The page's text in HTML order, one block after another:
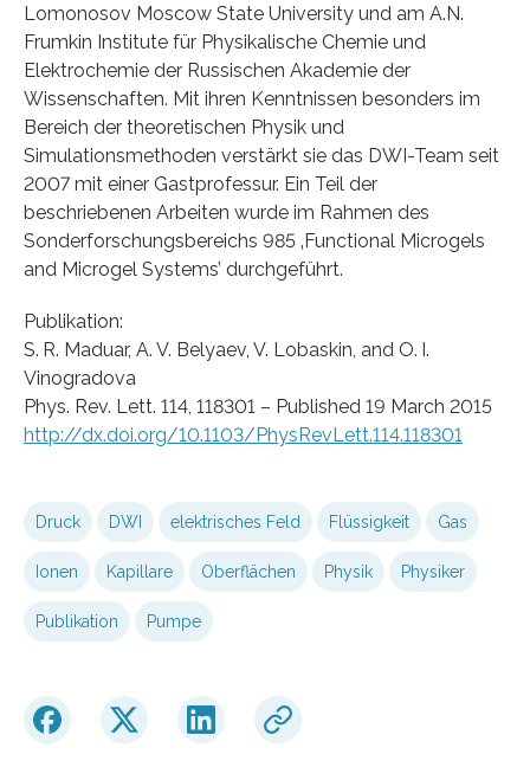
Lomonosov Moscow State University und am A.N.
Frumkin Institute für Physikalische Chemie und
Elektrochemie der Russischen Akademie der
Wissenschaften. Mit ihren Kenntnissen besonders im
Bereich der theoretischen Physik und
Simulationsmethoden verstärkt sie das DWI-Team seit
2007 mit einer Gastprofessur. Ein Teil der
beschriebenen Arbeiten wurde im Rahmen des
Sonderforschungsbereichs 985 ‚Functional Microgels
and Microgel Systems’ durchgeführt.
Publikation:
S. R. Maduar, A. V. Belyaev, V. Lobaskin, and O. I.
Vinogradova
Phys. Rev. Lett. 114, 118301 – Published 19 March 2015
http://dx.doi.org/10.1103/PhysRevLett.114.118301
Druck DWI elektrisches Feld Flüssigkeit Gas
Ionen Kapillare Oberflächen Physik Physiker
Publikation Pumpe